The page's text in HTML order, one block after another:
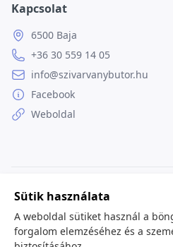
Kapcsolat
6500 Baja
+36 30 559 14 05
info@szivarvanybutor.hu
Facebook
Weboldal
Sütik használata
A weboldal sütiket használ a
forgalom elemzéséhez és a